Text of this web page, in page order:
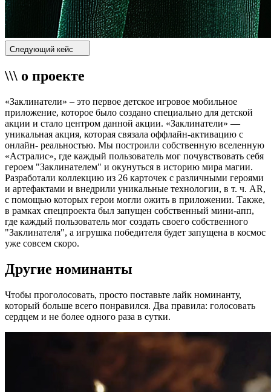
Следующий кейс
\\\ о проекте
«Заклинатели» – это первое детcкое игровое мобильное
приложение, которое было создано специально для детской
акции и стало центром данной акции. «Заклинатели» —
уникальная акция, которая связала оффлайн-активацию с
онлайн- реальностью. Мы построили собственную вселенную
«Астралис», где каждый пользователь мог почувствовать себя
героем "Заклинателем" и окунуться в историю мира магии.
Разработали коллекцию из 26 карточек с различными героями
и артефактами и внедрили уникальные технологии, в т. ч. AR,
с помощью которых герои могли ожить в приложении. Также,
в рамках спецпроекта был запущен собственный мини-апп,
где каждый пользователь мог создать своего собственного
"Заклинателя", а игрушка победителя будет запущена в космос
уже совсем скоро.
Другие номинанты
Чтобы проголосовать, просто поставьте лайк номинанту,
который больше всего понравился. Два правила: голосовать
сердцем и не более одного раза в сутки.